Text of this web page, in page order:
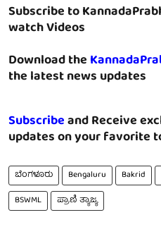
Subscribe to
watch Videos
Download the
the latest news updates
Subscribeand Receive
updates on your favorite
ಬೆಂಗಳೂರು Bengaluru Bakrid
BSWML
ಪ್ರಾಣಿ ತ್ಯಾಜ್ಯ